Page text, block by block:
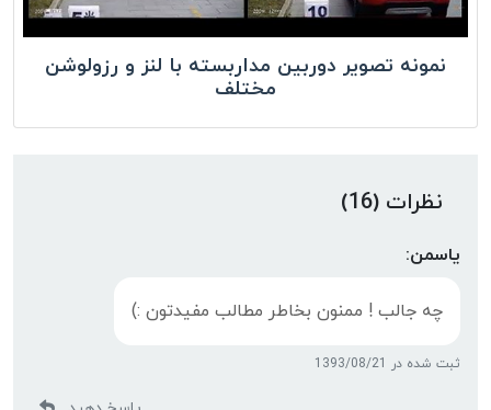
نمونه تصویر دوربین مداربسته با لنز و رزولوشن
مختلف
نظرات (16)
یاسمن:
چه جالب ! ممنون بخاطر مطالب مفیدتون :)
ثبت شده در 1393/08/21